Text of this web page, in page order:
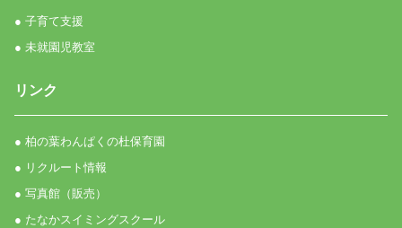
● 子育て支援
● 未就園児教室
リンク
● 柏の葉わんぱくの杜保育園
● リクルート情報
● 写真館（販売）
● たなかスイミングスクール